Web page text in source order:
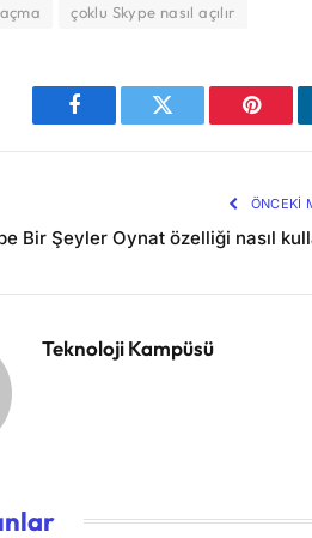
çoklu Skype nasıl açılır
Facebook Twitter
ÖNCEKI
Bir Şeyler Oynat özelliği nasıl
Teknoloji Kampüsü